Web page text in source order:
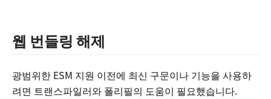
웹 번들링 해제
광범위한 ESM 지원 이전에 최신 구문이나 기능을 사용하
려면 트랜스파일러와 폴리필의 도움이 필요했습니다.